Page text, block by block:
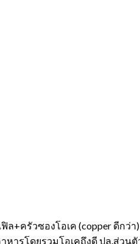
ล+ครัวซองโอเค (copper ดีกว่า)
หารโดยรวมโอเคถึงดี ปล.ส่วนตั